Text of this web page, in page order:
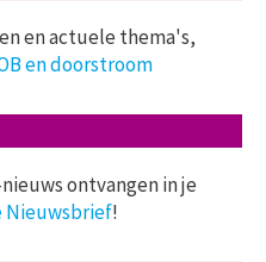
en actuele thema's,
en doorstroom
ontvangen in je
Nieuwsbrief!